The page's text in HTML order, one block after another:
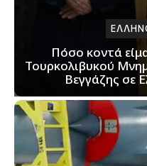
Πόσο κοντά
Τουρκολιβυκού
Βεγγάζης σε